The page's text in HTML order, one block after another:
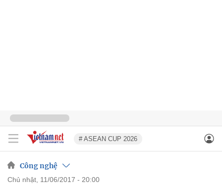
# ASEAN CUP 2026
Công nghệ
chủ nhật, 11/06/2017 - 20:00